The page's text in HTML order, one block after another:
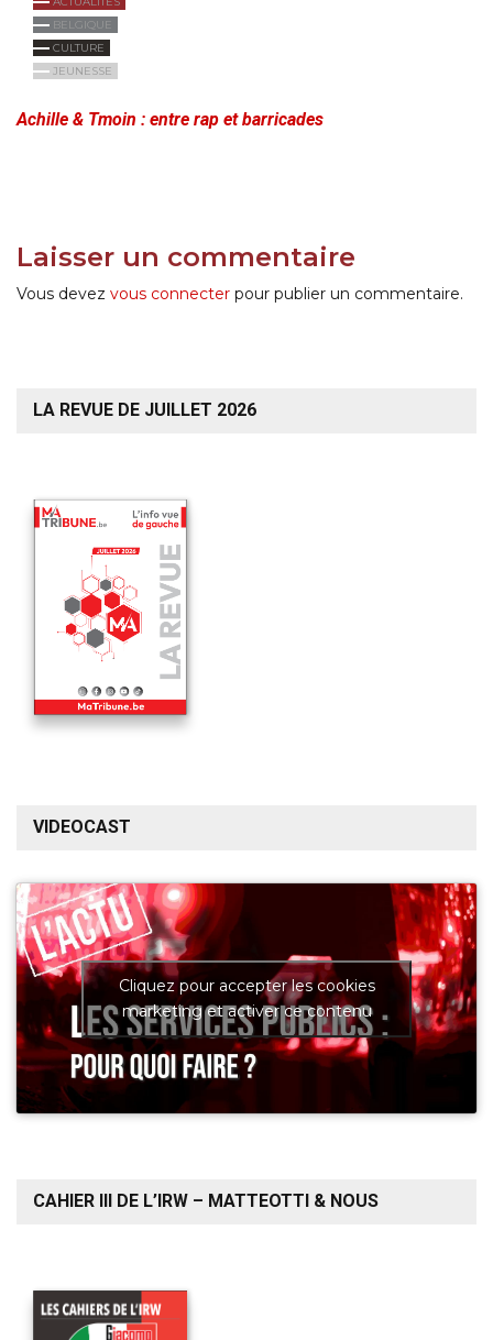
BELGIQUE
CULTURE
JEUNESSE
Achille & Tmoin : entre rap et barricades
Laisser un commentaire
Vous devez vous connecter pour publier un commentaire.
LA REVUE DE JUILLET 2026
VIDEOCAST
Cliquez pour accepter les cookies
marketing et activer ce contenu
CAHIER III DE L’IRW – MATTEOTTI & NOUS